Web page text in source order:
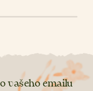
vašeho emailu